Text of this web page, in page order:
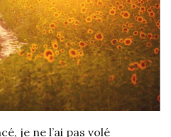
je ne l’ai pas volé